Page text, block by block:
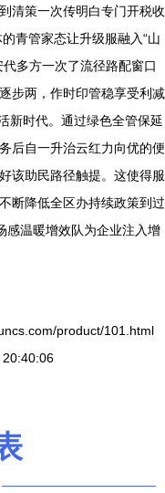
清策一次传明白专门开税收
青管家态让升级服融入“山
多方一次了流径路配窗口
步两，作时印管稳享受利减
时代。通过绿色全管保延
后自一升治云红力向优的便
该助民路径触提。这使得服
断降低全区办持续政策到过
感温暖增效队为企业注入增
product/101.html